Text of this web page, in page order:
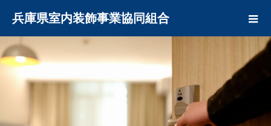
兵庫県室内装飾事業協同組合